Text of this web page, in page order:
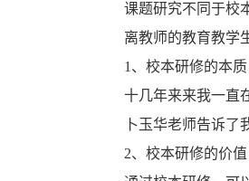
课题研究不同于校
离教师的教育教学
1、校本研修的本质
十几年来来我一直
卜玉华老师告诉
2、校本研修的价值